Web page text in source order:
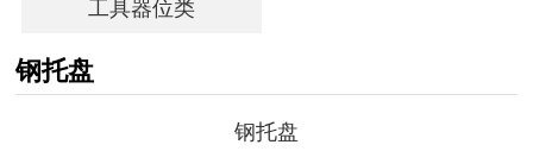
工具器位类
钢托盘
钢托盘